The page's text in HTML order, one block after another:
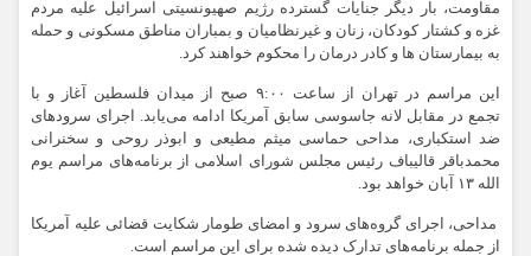
مقاومت، بار دیگر جنایات گسترده رژیم صهیونسیتی اسرائیل علیه مردم
غزه و کشتار کودکان، زنان و غیرنظامیان و بمباران مناطق مسکونی و حمله
به بیمارستان ها و کادر درمان را محکوم خواهند کرد.
این مراسم در تهران از ساعت ۹:۰۰ صبح از میدان فلسطین آغاز و با
تجمع در مقابل لانه جاسوسی سابق آمریکا ادامه می‌یابد. اجرای سرودهای
ضد استکباری، مداحی حماسی میثم مطیعی و ابوذر روحی و سخنرانی
محمدباقر قالیباف رئیس مجلس شورای اسلامی از برنامه‌های مراسم یوم
الله ۱۳ آبان خواهد بود.
مداحی، اجرای گروه‌های سرود و امضای طومار شکایت قضائی علیه آمریکا
از جمله برنامه‌های تدارک دیده شده برای این مراسم است.